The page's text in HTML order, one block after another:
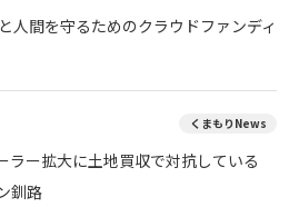
間を守るためのクラウドファンディ
くまもりNews
ー拡大に土地買収で対抗している
釧路